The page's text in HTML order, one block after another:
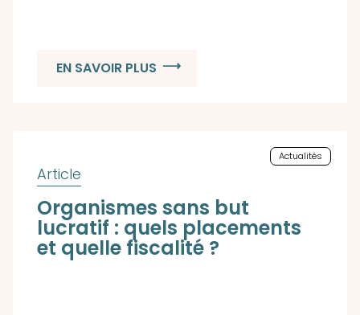
EN SAVOIR PLUS
Actualités
Organismes sans but
lucratif : quels placements
et quelle fiscalité ?